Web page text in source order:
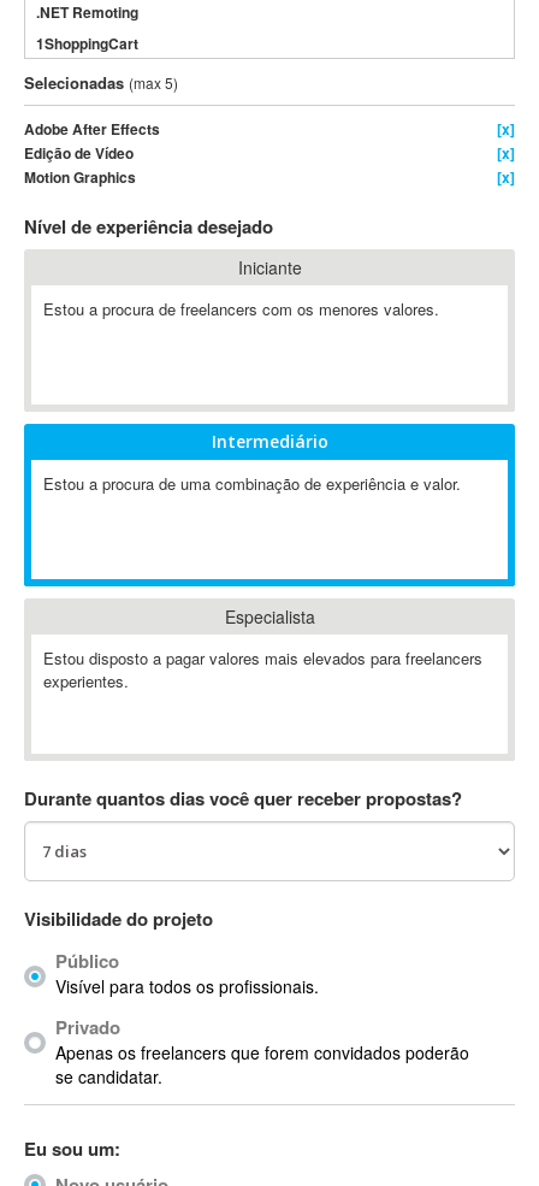
.NET Remoting
1ShoppingCart
3DS Max
3GSM
4D Dimension
802.11
A-GPS
ABBYY FineReader
AbleCommerce
Ableton Push
Abstract Window Toolkit (AWT)
Absynth
ACARS
AccountMate
ACDSee
ACID Pro
ACPI
Acrobat
Acrobat X
Acronis
Actian
Actimize
ActionScript
Active Directory
Selecionadas (max 5)
Adobe After Effects
[x]
Edição de Vídeo
[x]
Motion Graphics
[x]
Nível de experiência desejado
Iniciante
Estou a procura de freelancers com os menores valores.
Intermediário
Estou a procura de uma combinação de experiência e valor.
Especialista
Estou disposto a pagar valores mais elevados para freelancers
experientes.
Durante quantos dias você quer receber propostas?
Visibilidade do projeto
Público
Visível para todos os profissionais.
Privado
Apenas os freelancers que forem convidados poderão
se candidatar.
Eu sou um: